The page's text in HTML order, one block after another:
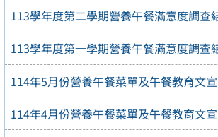
113學年度第二學期營養午餐滿意度調查
113學年度第一學期營養午餐滿意度調查
114年5月份營養午餐菜單及午餐教育文宣
114年4月份營養午餐菜單及午餐教育文宣